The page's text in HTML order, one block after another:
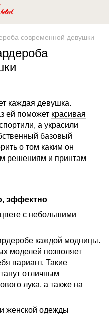
современной девушки
каждая девушка.
ей поможет красивая
а украсили
базовый
о том каким он
решениям и принтам
эффектно
каждой модницы.
моделей позволяет
вариант. Такие
отличным
лука, а также на
женской одежды